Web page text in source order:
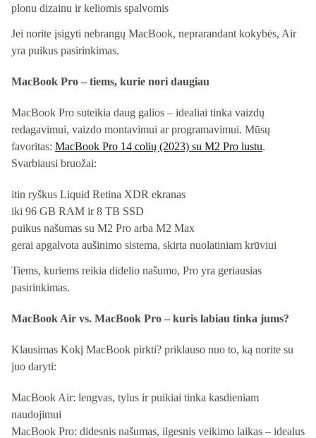
plonu dizainu ir keliomis spalvomis
Jei norite įsigyti nebrangų MacBook, neprarandant kokybės, Air
yra puikus pasirinkimas.
MacBook Pro – tiems, kurie nori daugiau
MacBook Pro suteikia daug galios – idealiai tinka vaizdų
redagavimui, vaizdo montavimui ar programavimui. Mūsų
favoritas: MacBook Pro 14 colių (2023) su M2 Pro lustu.
Svarbiausi bruožai:
itin ryškus Liquid Retina XDR ekranas
iki 96 GB RAM ir 8 TB SSD
puikus našumas su M2 Pro arba M2 Max
gerai apgalvota aušinimo sistema, skirta nuolatiniam krūviui
Tiems, kuriems reikia didelio našumo, Pro yra geriausias
pasirinkimas.
MacBook Air vs. MacBook Pro – kuris labiau tinka jums?
Klausimas Kokį MacBook pirkti? priklauso nuo to, ką norite su
juo daryti:
MacBook Air: lengvas, tylus ir puikiai tinka kasdieniam
naudojimui
MacBook Pro: didesnis našumas, ilgesnis veikimo laikas – idealus